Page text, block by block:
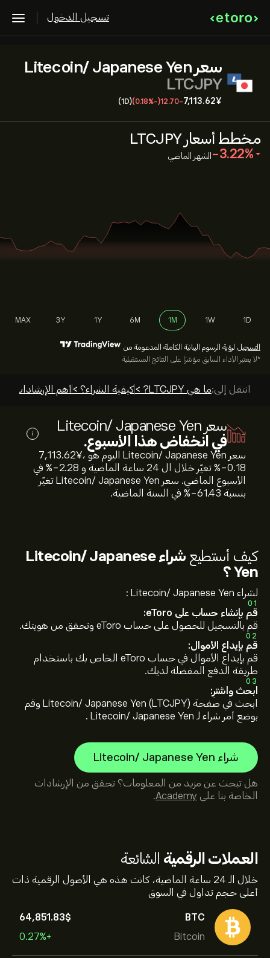
تسجيل الدخول
سعر Litecoin/ Japanese Yen
LTCJPY
7,113.62‎¥‎
-12.70
(-0.18%)
(1D)
العملات الرقمية الشائعة
خلال الـ 24 ساعة الماضية، كانت هذه هي الأصول الرقمية ذات
أعلى حجم تداول في السوق
BTC
Bitcoin
64,851.83‎$‎
+0.27%
مخطط أسعار LTCJPY
‎-3.22‎ الشهر الماضي
1D
1W
1M
6M
1Y
3Y
MAX
التسجيل لرؤية الرسوم البيانية الكاملة المدعومة من
*لا يعتبر الأداء السابق مؤشرًا على النتائج المستقبلية
انتقل إلى:ما هي LTCJPY? > كيفية الشراء؟ >أهم الإرشادات >
سعر Litecoin/ Japanese Yen
في انخفاض هذا الأسبوع.
i
سعر Litecoin/ Japanese Yen اليوم هو 7,113.62‎¥‎،
‎-0.18‎% تغيّر خلال ال 24 ساعة الماضية و ‎-2.28‎% في
الأسبوع الماضي. سعر Litecoin/ Japanese Yen تغيّر
بنسبة ‎-61.43‎% في السنة الماضية.
كيف أستطيع
شراء Litecoin/ Japanese
Yen ؟
لشراء Litecoin/ Japanese Yen :
01
قم بإنشاء حساب على eToro:
قم بالتسجيل للحصول على حساب eToro وتحقق من هويتك.
02
قم بإيداع الأموال:
قم بإيداع الأموال في حساب eToro الخاص بك باستخدام
طريقة الدفع المفضلة لديك.
03
ابحث واشترِ:
ابحث في صفحة Litecoin/ Japanese Yen (LTCJPY) وقم
بوضع أمر شراء لـ Litecoin/ Japanese Yen .
شراء Litecoin/ Japanese Yen
هل تبحث عن مزيد من المعلومات؟ تحقق من الإرشادات
الخاصة بنا على Academy
.